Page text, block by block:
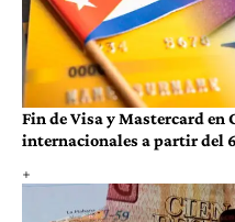
Fin de Visa y Mastercard en
internacionales a partir del